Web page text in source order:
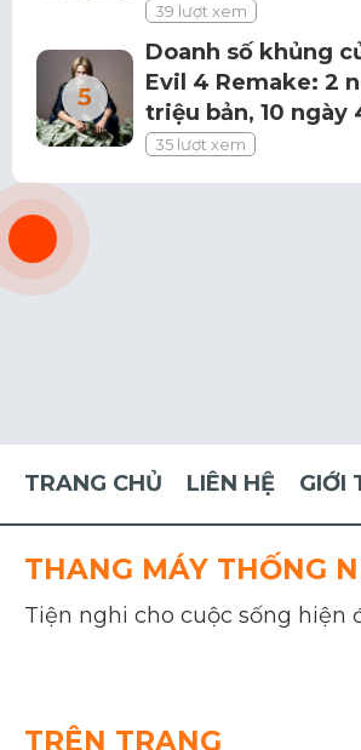
39 lượt xem
Doanh số khủng
Evil 4 Remake: 2
triệu bản, 10 ngày
35 lượt xem
TRANG CHỦ LIÊN HỆ GIỚI
THANG MÁY THỐNG
Tiện nghi cho cuộc sống hiện
TRÊN TRANG